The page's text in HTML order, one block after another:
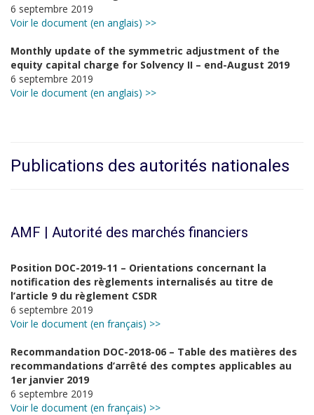
6 septembre 2019
Voir le document (en anglais) >>
Monthly update of the symmetric adjustment of the
equity capital charge for Solvency II – end-August 2019
6 septembre 2019
Voir le document (en anglais) >>
Publications des autorités nationales
AMF | Autorité des marchés financiers
Position DOC-2019-11 – Orientations concernant la
notification des règlements internalisés au titre de
l’article 9 du règlement CSDR
6 septembre 2019
Voir le document (en français) >>
Recommandation DOC-2018-06 – Table des matières des
recommandations d’arrêté des comptes applicables au
1er janvier 2019
6 septembre 2019
Voir le document (en français) >>